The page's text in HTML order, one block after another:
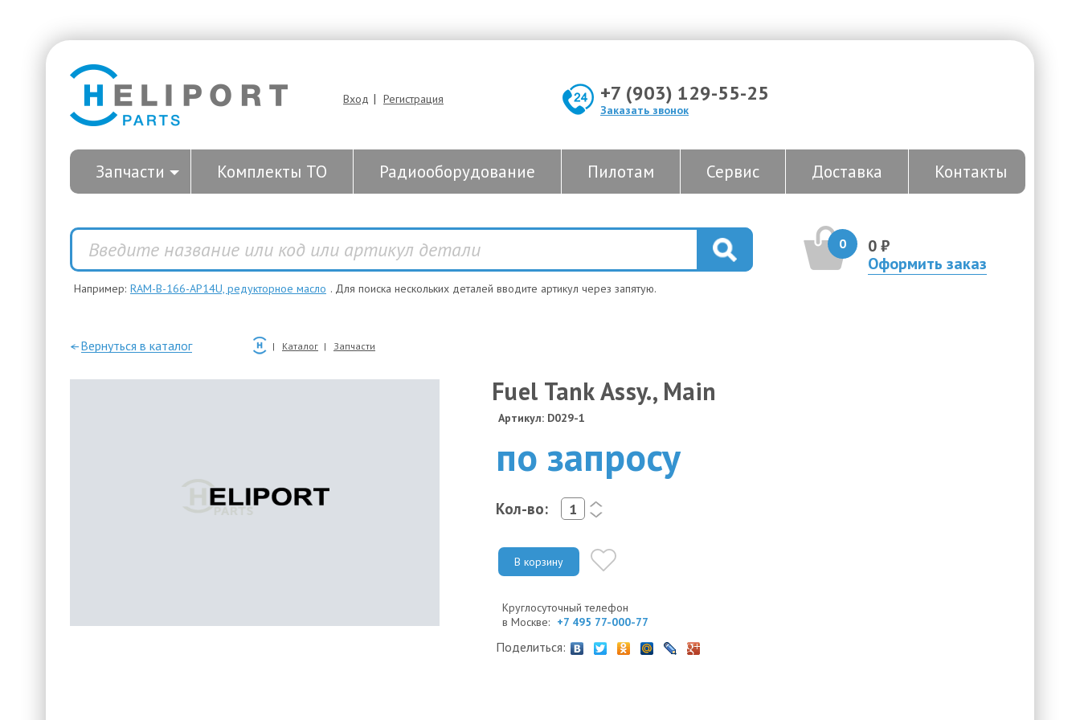
Вход | Регистрация +7 (903) 129-55-25
Заказать звонок
Запчасти Комплекты ТО Радиооборудование Пилотам Сервис Доставка Контакты
0
0 ₽
Оформить заказ
Например: RAM-B-166-AP14U, редукторное масло . Для поиска нескольких деталей вводите артикул через запятую.
—Вернуться в каталог Каталог Запчасти
Fuel Tank Assy., Main
Артикул: D029-1
по запросу
Кол-во:
<
>
В корзину
Круглосуточный телефон
в Москве: +7 495 77-000-77
Поделиться: